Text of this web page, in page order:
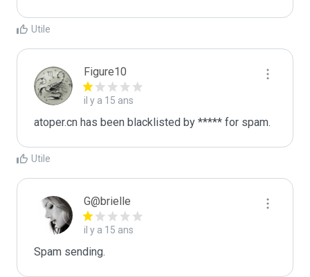
Utile
Figure10
il y a 15 ans
atoper.cn has been blacklisted by ***** for spam.
Utile
G@brielle
il y a 15 ans
Spam sending.